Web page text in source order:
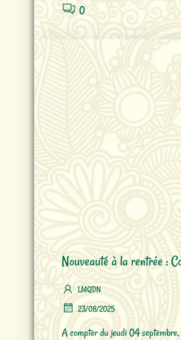
0
Nouveauté à la rentrée :
LMQDN
23/08/2025
A compter du jeudi 04